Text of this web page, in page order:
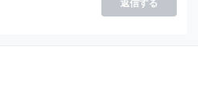
返信する